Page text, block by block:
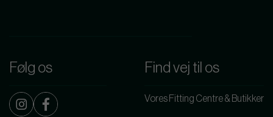
Følg os Find vej til os
Vores Fitting Centre & Butikker